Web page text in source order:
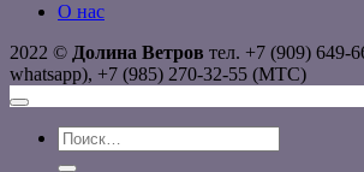
О нас
2022 © Долина Ветров тел. +7 (909) 649-
whatsapp), +7 (985) 270-32-55 (МТС)
Искать: